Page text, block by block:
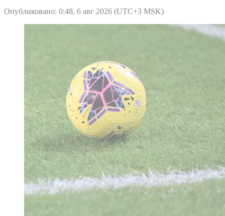
Опубликовано: 0:48, 6 авг 2026 (UTC+3 MSK)